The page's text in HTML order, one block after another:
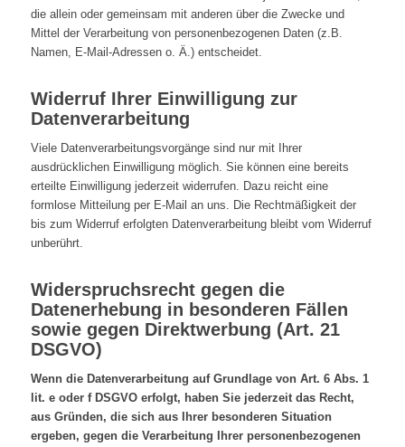
die allein oder gemeinsam mit anderen über die Zwecke und
Mittel der Verarbeitung von personenbezogenen Daten (z.B.
Namen, E-Mail-Adressen o. Ä.) entscheidet.
Widerruf Ihrer Einwilligung zur
Datenverarbeitung
Viele Datenverarbeitungsvorgänge sind nur mit Ihrer
ausdrücklichen Einwilligung möglich. Sie können eine bereits
erteilte Einwilligung jederzeit widerrufen. Dazu reicht eine
formlose Mitteilung per E-Mail an uns. Die Rechtmäßigkeit der
bis zum Widerruf erfolgten Datenverarbeitung bleibt vom Widerruf
unberührt.
Widerspruchsrecht gegen die
Datenerhebung in besonderen Fällen
sowie gegen Direktwerbung (Art. 21
DSGVO)
Wenn die Datenverarbeitung auf Grundlage von Art. 6 Abs. 1
lit. e oder f DSGVO erfolgt, haben Sie jederzeit das Recht,
aus Gründen, die sich aus Ihrer besonderen Situation
ergeben, gegen die Verarbeitung Ihrer personenbezogenen